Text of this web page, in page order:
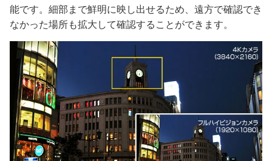
能です。細部まで鮮明に映し出せるため、遠方で確認でき
なかった場所も拡大して確認することができます。